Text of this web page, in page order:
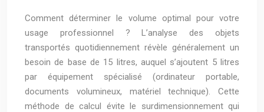
Comment déterminer le volume optimal pour votre
usage professionnel ? L’analyse des objets
transportés quotidiennement révèle généralement un
besoin de base de 15 litres, auquel s’ajoutent 5 litres
par équipement spécialisé (ordinateur portable,
documents volumineux, matériel technique). Cette
méthode de calcul évite le surdimensionnement qui